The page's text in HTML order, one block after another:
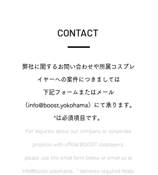
CONTACT
弊社に関するお問い合わせや所属コスプレ
イヤーへの案件につきましては
下記フォームまたはメール
（info@boost.yokohama）にて承ります。​
*は必須項目です。
For inquiries about our company or corporate
projects with official BOOST cosplayers,
please use the email form below or email us at
info@boost.yokohama. ​ * denotes required fields.